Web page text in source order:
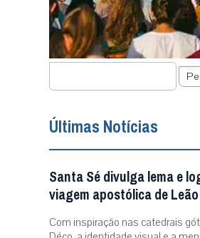
Últimas Notícias
Santa Sé divulga lema e
viagem apostólica de
Com inspiração nas catedrais